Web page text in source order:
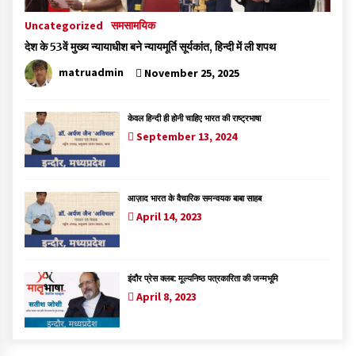
Uncategorized
समसामयिक
देश के 53वें मुख्य न्यायाधीश बने न्यायमूर्ति सूर्यकांत, हिन्दी में ली शपथ
matruadmin
November 25, 2025
केवल हिन्दी ही होनी चाहिए भारत की राष्ट्रभाषा
September 13, 2024
आज़ाद भारत के वैचारिक समन्वयक बाबा साहब
April 14, 2023
इंदौर प्रेस क्लब: मूल्यनिष्ठ पत्रकारिता की जन्मभूमि
April 8, 2023